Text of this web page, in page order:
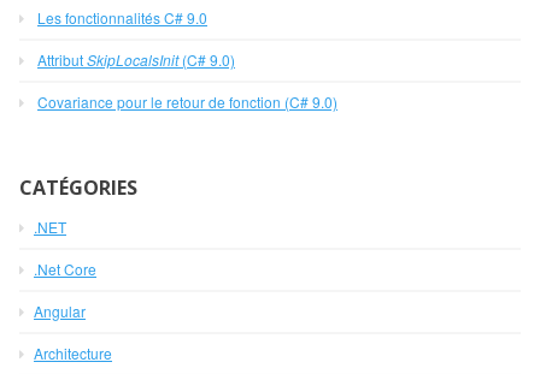
Les fonctionnalités C# 9.0
AttributSkipLocalsInit(C# 9.0)
Covariance pour le retour de fonction (C# 9.0)
CATÉGORIES
.NET
.Net Core
Angular
Architecture